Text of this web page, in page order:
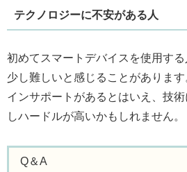
テクノロジーに不安がある人
初めてスマートデバイスを使用す
少し難しいと感じることがありま
インサポートがあるとはいえ、技
しハードルが高いかもしれません。
Q＆A